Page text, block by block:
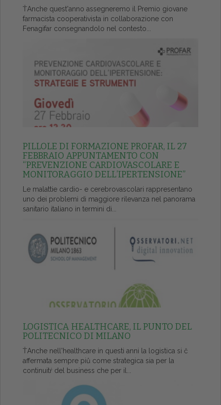
ŤAnche quest'anno assegneremo il Premio giovane
farmacista cooperativista in collaborazione con
Fenagifar consegnandolo nel contesto...
PILLOLE DI FORMAZIONE PROFAR, IL 27
FEBBRAIO APPUNTAMENTO CON
“PREVENZIONE CARDIOVASCOLARE E
MONITORAGGIO DELL’IPERTENSIONE”
Le malattie cardio- e cerebrovascolari rappresentano
uno dei problemi di maggiore rilevanza nel panorama
sanitario italiano in termini di...
LOGISTICA HEALTHCARE, IL PUNTO DEL
POLITECNICO DI MILANO
ŤAnche nell'healthcare in questi anni la logistica si č
affermata sempre piů come strategica sia per la
continuitŕ del business che per il...